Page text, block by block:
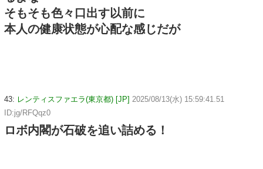
そもそも色々口出す以前に
本人の健康状態が心配な感じだが
43: レンティスファエラ(東京都) [JP] 2025/08/13(水) 15:59:41.51
ID:jg/RFQqz0
ロボ内閣が石破を追い詰める！